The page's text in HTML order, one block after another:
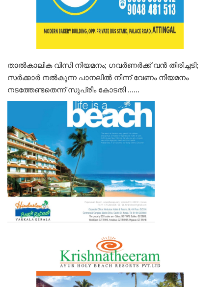
താൽകാലിക വിസി നിയമനം; ഗവർണർക്ക് വൻ തിരിച്ചടി;
സർക്കാർ നൽകുന്ന പാനലിൽ നിന്ന് വേണം നിയമനം
നടത്തേണ്ടതെന്ന് സുപ്രീം കോടതി ......